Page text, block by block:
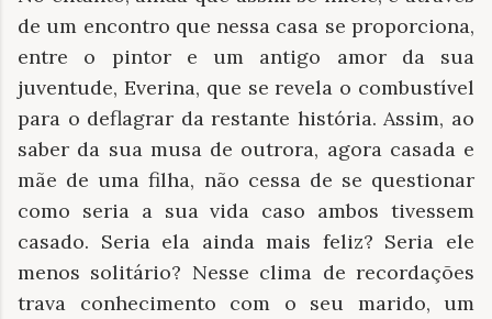
de um encontro que nessa casa se proporciona,
entre o pintor e um antigo amor da sua
juventude, Everina, que se revela o combustível
para o deflagrar da restante história. Assim, ao
saber da sua musa de outrora, agora casada e
mãe de uma filha, não cessa de se questionar
como seria a sua vida caso ambos tivessem
casado. Seria ela ainda mais feliz? Seria ele
menos solitário? Nesse clima de recordações
trava conhecimento com o seu marido, um